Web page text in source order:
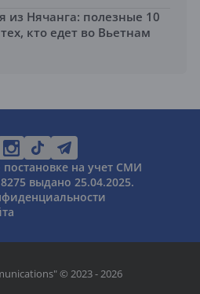
из Нячанга: полезные 10
кто едет во Вьетнам
постановке на учет СМИ
выдано 25.04.2025.
© 2023 - 2026